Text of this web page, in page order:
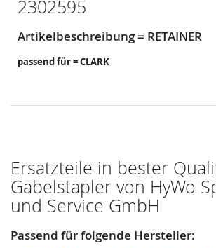
2302595
Artikelbeschreibung = RETAINER
passend für = CLARK
Ersatzteile in bester
Gabelstapler von HyWo
und Service GmbH
Passend für folgende Hersteller: